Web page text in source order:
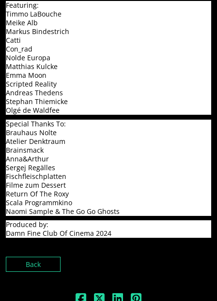
Featuring:
Timmo LaBouche
Meike Alb
Markus Bindestrich
Catti
Con_rad
Nolde Europa
Matthias Kulcke
Emma Moon
Scripted Reality
Andreas Thedens
Stephan Thiemicke
Olgé de Waldfee
Special Thanks To:
Brauhaus Nolte
Atelier Denktraum
Brainsmack
Anna&Arthur
Sergej Regälles
Fischfleischplatten
Filme zum Dessert
Return Of The Roxy
Scala Programmkino
Naomi Sample & The Go Go Ghosts
Produced by:
Damn Fine Club Of Cinema 2024
Back